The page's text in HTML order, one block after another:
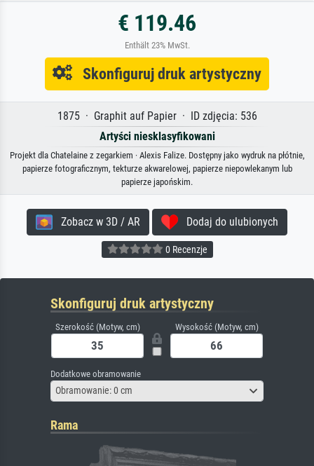
€ 119.46
Enthält 23% MwSt.
Skonfiguruj druk artystyczny
1875 · Graphit auf Papier · ID zdjęcia: 536
Artyści niesklasyfikowani
Projekt dla Chatelaine z zegarkiem · Alexis Falize. Dostępny jako wydruk na płótnie,
papierze fotograficznym, tekturze akwarelowej, papierze niepowlekanym lub
papierze japońskim.
Zobacz w 3D / AR Dodaj do ulubionych
0 Recenzje
Skonfiguruj druk artystyczny
Szerokość (Motyw, cm) Wysokość (Motyw, cm)
Dodatkowe obramowanie
Obramowanie: 0 cm
Rama